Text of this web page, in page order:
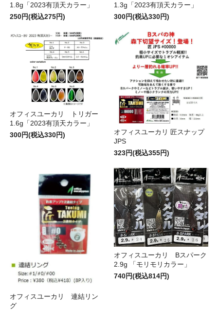
1.8g「2023有頂天カラー」
250円(税込275円)
1.3g「2023有頂天カラー」
300円(税込330円)
オフィスユーカリ トリガー
1.6g「2023有頂天カラー」
300円(税込330円)
オフィスユーカリ 匠スナップ
JPS
323円(税込355円)
オフィスユーカリ 連結リン
グ
オフィスユーカリ Bスパーク
2.9g 「モリモリカラー」
740円(税込814円)